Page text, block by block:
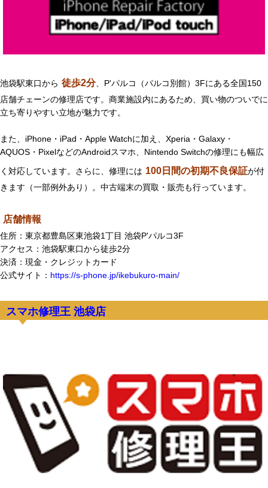
池袋駅東口から 徒歩2分、P'パルコ（パルコ別館）3Fにある全国150
店舗チェーンの修理店です。商業施設内にあるため、買い物のついでに
立ち寄りやすい立地が魅力です。
また、iPhone・iPad・Apple Watchに加え、Xperia・Galaxy・
AQUOS・PixelなどのAndroidスマホ、Nintendo Switchの修理にも幅広
く対応しています。さらに、修理には 100日間の初期不良保証が付
きます（一部例外あり）。中古端末の買取・販売も行っています。
店舗情報
住所：東京都豊島区東池袋1丁目 池袋P'パルコ3F
アクセス：池袋駅東口から徒歩2分
決済：現金・クレジットカード
公式サイト： https://s-phone.jp/ikebukuro-main/
スマホ修理王 池袋店